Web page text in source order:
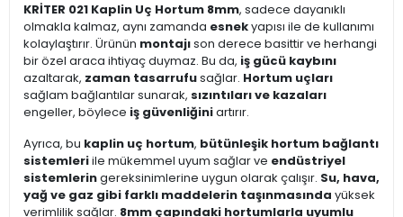
KRİTER 021 Kaplin Uç Hortum 8mm, sadece dayanıklı
olmakla kalmaz, aynı zamanda esnekyapısı ile de kullanımı
kolaylaştırır. Ürünün montajıson derece basittir ve herhangi
bir özel araca ihtiyaç duymaz. Bu da, iş gücü kaybını
azaltarak, zaman tasarrufusağlar. Hortum uçları
sağlam bağlantılar sunarak, sızıntıları ve kazaları
engeller, böylece iş güvenliğiniartırır.
Ayrıca, bu kaplin uç hortum, bütünleşik hortum bağlantı
sistemleriile mükemmel uyum sağlar ve endüstriyel
sistemleringereksinimlerine uygun olarak çalışır. Su, hava,
yağ ve gaz gibi farklı maddelerin taşınmasında yüksek
verimlilik sağlar. 8mm çapındaki hortumlarla uyumlu